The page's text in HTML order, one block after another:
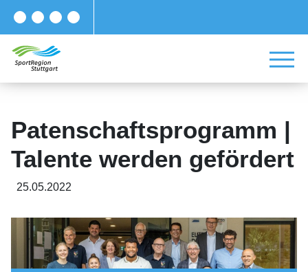
Patenschaftsprogramm |
Talente werden gefördert
25.05.2022